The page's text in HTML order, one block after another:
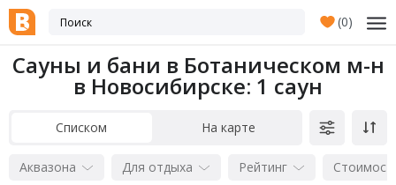
(0)
Сауны и бани в Ботаническом м-н
в Новосибирске: 1 саун
Списком На карте
Аквазона Для отдыха Рейтинг